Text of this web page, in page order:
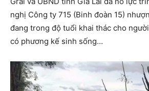
nghị Công ty 715 (Binh đoàn 15)
đang trong độ tuổi khai thác cho
có phương kế sinh sống…